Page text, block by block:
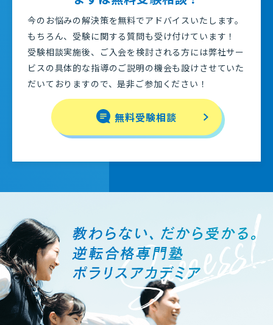
今のお悩みの解決策を無料でアドバイスいたします。
もちろん、受験に関する質問も受け付けています！
受験相談実施後、ご入会を検討される方には弊社サー
ビスの具体的な指導のご説明の機会も設けさせていた
だいておりますので、是非ご参加ください！
無料受験相談